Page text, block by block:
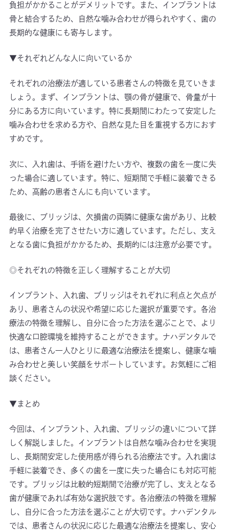
負担がかかることがデメリットです。また、インプラントは
骨と結合するため、自然な噛み合わせが得られやすく、歯の
長期的な健康にも寄与します。
▼それぞれどんな人に向いているか
それぞれの治療法が適している患者さんの特徴を見ていきま
しょう。まず、インプラントは、顎の骨が健康で、骨量が十
分にある方に向いています。特に長期間にわたって安定した
噛み合わせを求める方や、自然な見た目を重視する方におす
すめです。
次に、入れ歯は、手術を避けたい方や、複数の歯を一度に失
った場合に適しています。特に、短期間で手軽に装着できる
ため、高齢の患者さんにも向いています。
最後に、ブリッジは、欠損歯の両隣に健康な歯があり、比較
的早く治療を完了させたい方に適しています。ただし、支え
となる歯に負担がかかるため、長期的には注意が必要です。
◎それぞれの特徴を正しく理解することが大切
インプラント、入れ歯、ブリッジはそれぞれに利点と欠点が
あり、患者さんの状況や希望に応じた選択が重要です。各治
療法の特徴を理解し、自分に合った方法を選ぶことで、より
快適な口腔環境を維持することができます。ナハデンタルで
は、患者さん一人ひとりに最適な治療法を提案し、健康な噛
み合わせと美しい笑顔をサポートしています。お気軽にご相
談ください。
▼まとめ
今回は、インプラント、入れ歯、ブリッジの違いについて詳
しく解説しました。インプラントは自然な噛み合わせを実現
し、長期間安定した使用感が得られる治療法です。入れ歯は
手軽に装着でき、多くの歯を一度に失った場合にも対応可能
です。ブリッジは比較的短期間で治療が完了し、支えとなる
歯が健康であれば有効な選択肢です。各治療法の特徴を理解
し、自分に合った方法を選ぶことが大切です。ナハデンタル
では、患者さんの状況に応じた最適な治療法を提案し、安心